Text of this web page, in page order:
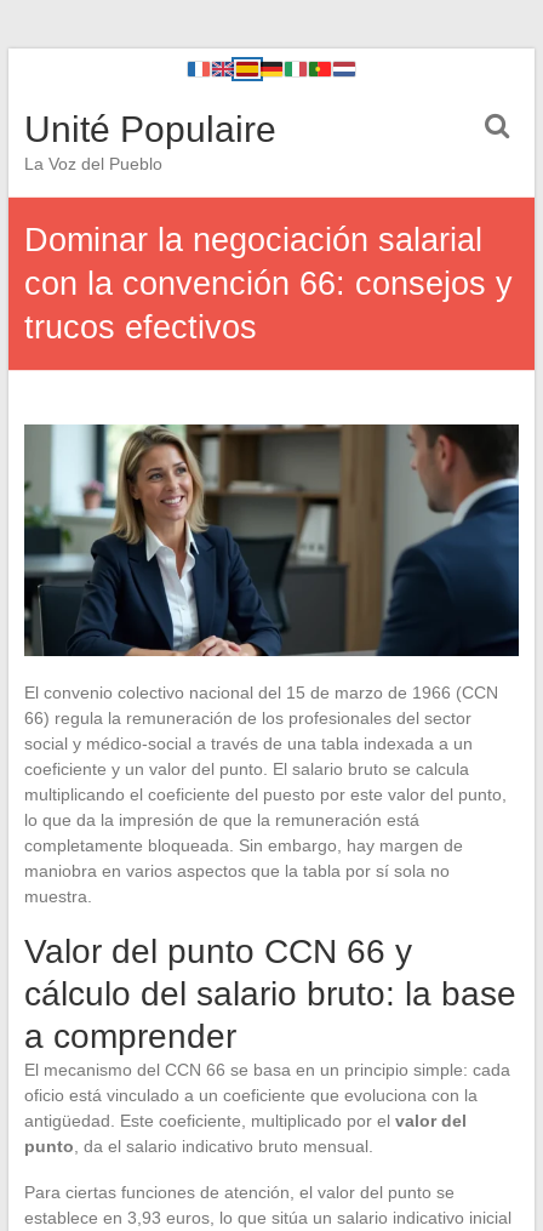
Unité Populaire
La Voz del Pueblo
Dominar la negociación salarial
con la convención 66: consejos y
trucos efectivos
El convenio colectivo nacional del 15 de marzo de 1966 (CCN
66) regula la remuneración de los profesionales del sector
social y médico-social a través de una tabla indexada a un
coeficiente y un valor del punto. El salario bruto se calcula
multiplicando el coeficiente del puesto por este valor del punto,
lo que da la impresión de que la remuneración está
completamente bloqueada. Sin embargo, hay margen de
maniobra en varios aspectos que la tabla por sí sola no
muestra.
Valor del punto CCN 66 y
cálculo del salario bruto: la base
a comprender
El mecanismo del CCN 66 se basa en un principio simple: cada
oficio está vinculado a un coeficiente que evoluciona con la
antigüedad. Este coeficiente, multiplicado por el valor del
punto , da el salario indicativo bruto mensual.
Para ciertas funciones de atención, el valor del punto se
establece en 3,93 euros, lo que sitúa un salario indicativo inicial